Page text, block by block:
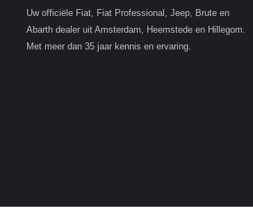
Uw officiële Fiat, Fiat Professional, Jeep, Brute en
Abarth dealer uit Amsterdam, Heemstede en Hillegom.
Met meer dan 35 jaar kennis en ervaring.